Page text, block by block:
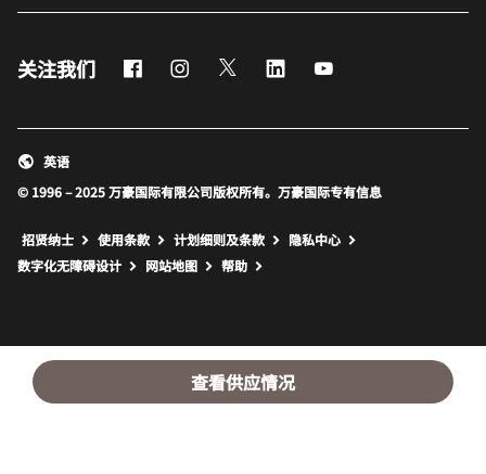
查看供应情况
关注我们 FacebookInstagram
Twitter LinkedIn
© 1996 – 2025 万豪国际有限公司版权所有。万豪国际专有信息
英语
招贤纳士 使用条款 计划细则及条款
隐私中心
数字化无障碍设计
网站地图 打开新窗口
帮助